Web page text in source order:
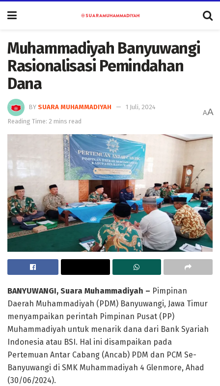
Muhammadiyah Banyuwangi
Rasionalisasi Pemindahan
Dana
BY SUARA MUHAMMADIYAH
1 Juli, 2024
Reading Time: 2 mins read
AA
BANYUWANGI, Suara Muhammadiyah – Pimpinan
Daerah Muhammadiyah (PDM) Banyuwangi, Jawa Timur
menyampaikan perintah Pimpinan Pusat (PP)
Muhammadiyah untuk menarik dana dari Bank Syariah
Indonesia atau BSI. Hal ini disampaikan pada
Pertemuan Antar Cabang (Ancab) PDM dan PCM Se-
Banyuwangi di SMK Muhammadiyah 4 Glenmore, Ahad
(30/06/2024).